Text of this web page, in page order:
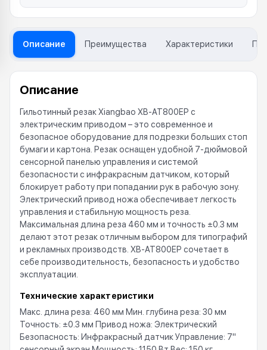
Описание Преимущества Характеристики
Описание
Гильотинный резак Xiangbao XB-AT800EP с
электрическим приводом – это современное и
безопасное оборудование для подрезки больших стоп
бумаги и картона. Резак оснащен удобной 7-дюймовой
сенсорной панелью управления и системой
безопасности с инфракрасным датчиком, который
блокирует работу при попадании рук в рабочую зону.
Электрический привод ножа обеспечивает легкость
управления и стабильную мощность реза.
Максимальная длина реза 460 мм и точность ±0.3 мм
делают этот резак отличным выбором для типографий
и рекламных производств. XB-AT800EP сочетает в
себе производительность, безопасность и удобство
эксплуатации.
Технические характеристики
Макс. длина реза: 460 мм Мин. глубина реза: 30 мм
Точность: ±0.3 мм Привод ножа: Электрический
Безопасность: Инфракрасный датчик Управление: 7"